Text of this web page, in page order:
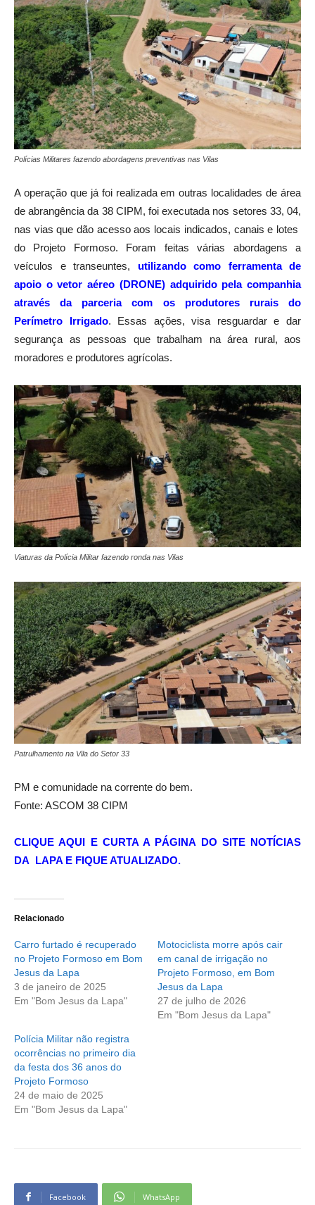
Polícias Militares fazendo abordagens preventivas nas Vilas
A operação que já foi realizada em outras localidades de área
de abrangência da 38 CIPM, foi executada nos setores 33, 04,
nas vias que dão acesso aos locais indicados, canais e lotes
do Projeto Formoso. Foram feitas várias abordagens a
veículos e transeuntes, utilizando como ferramenta de
apoio o vetor aéreo (DRONE) adquirido pela companhia
através da parceria com os produtores rurais do
Perímetro Irrigado. Essas ações, visa resguardar e dar
segurança as pessoas que trabalham na área rural, aos
moradores e produtores agrícolas.
Viaturas da Polícia Militar fazendo ronda nas Vilas
Patrulhamento na Vila do Setor 33
PM e comunidade na corrente do bem.
Fonte: ASCOM 38 CIPM
CLIQUE AQUI E CURTA A PÁGINA DO SITE NOTÍCIAS
DA LAPA E FIQUE ATUALIZADO.
Relacionado
Carro furtado é recuperado
no Projeto Formoso em Bom
Jesus da Lapa
3 de janeiro de 2025
Em "Bom Jesus da Lapa"
Motociclista morre após cair
em canal de irrigação no
Projeto Formoso, em Bom
Jesus da Lapa
27 de julho de 2026
Em "Bom Jesus da Lapa"
Polícia Militar não registra
ocorrências no primeiro dia
da festa dos 36 anos do
Projeto Formoso
24 de maio de 2025
Em "Bom Jesus da Lapa"
Facebook WhatsApp